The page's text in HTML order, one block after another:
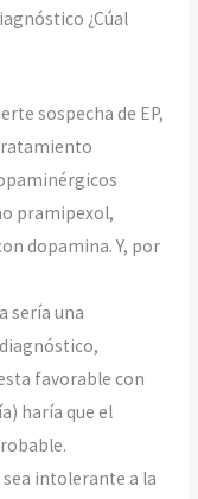
¿Cúal
sospecha de EP,
pramipexol,
dopamina. Y, por
sería una
favorable con
haría que el
intolerante a la